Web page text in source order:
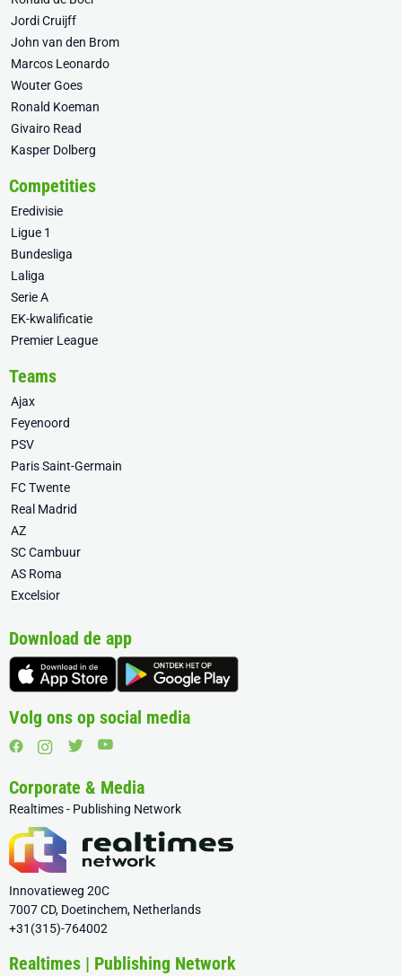
Jordi Cruijff
John van den Brom
Marcos Leonardo
Wouter Goes
Ronald Koeman
Givairo Read
Kasper Dolberg
Competities
Eredivisie
Ligue 1
Bundesliga
Laliga
Serie A
EK-kwalificatie
Premier League
Teams
Ajax
Feyenoord
PSV
Paris Saint-Germain
FC Twente
Real Madrid
AZ
SC Cambuur
AS Roma
Excelsior
Download de app
Volg ons op social media
Corporate & Media
Realtimes - Publishing Network
Innovatieweg 20C
7007 CD, Doetinchem, Netherlands
+31(315)-764002
Realtimes | Publishing Network